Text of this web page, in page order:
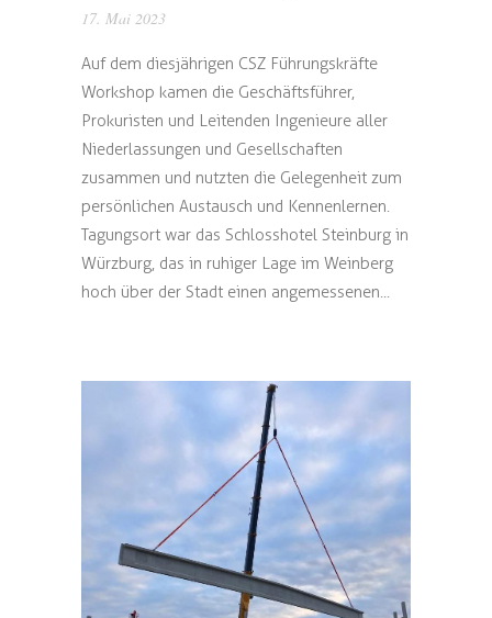
17. Mai 2023
Auf dem diesjährigen CSZ Führungskräfte
Workshop kamen die Geschäftsführer,
Prokuristen und Leitenden Ingenieure aller
Niederlassungen und Gesellschaften
zusammen und nutzten die Gelegenheit zum
persönlichen Austausch und Kennenlernen.
Tagungsort war das Schlosshotel Steinburg in
Würzburg, das in ruhiger Lage im Weinberg
hoch über der Stadt einen angemessenen...